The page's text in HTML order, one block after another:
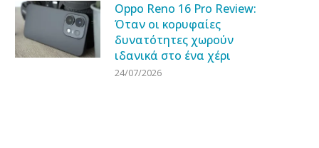
Oppo Reno 16 Pro Review:
Όταν οι κορυφαίες
δυνατότητες χωρούν
ιδανικά στο ένα χέρι
24/07/2026